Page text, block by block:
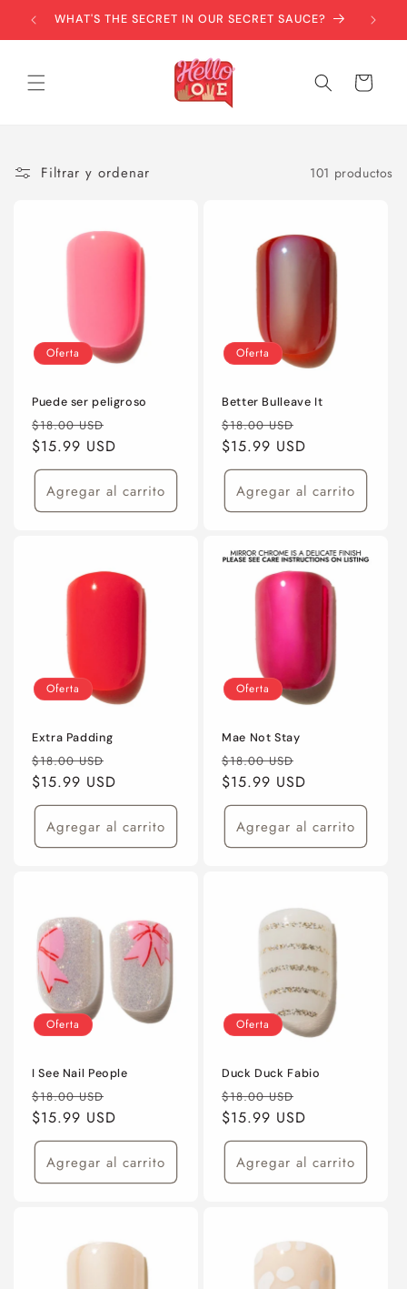
directamente
al contenido
WHAT'S THE SECRET IN OUR SECRET SAUCE?
Carrito
Filtrar y ordenar 101 productos
Oferta
Puede ser peligroso
Precio
habitual
$18.00 USD
de
oferta
$15.99 USD
Agregar al carrito
Oferta
Better Bulleave It
Precio
habitual
$18.00 USD
de
oferta
$15.99 USD
Agregar al carrito
Oferta
Extra Padding
Precio
habitual
$18.00 USD
de
oferta
$15.99 USD
Agregar al carrito
Oferta
Mae Not Stay
Precio
habitual
$18.00 USD
de
oferta
$15.99 USD
Agregar al carrito
Oferta
I See Nail People
Precio
habitual
$18.00 USD
de
oferta
$15.99 USD
Agregar al carrito
Oferta
Duck Duck Fabio
Precio
habitual
$18.00 USD
de
oferta
$15.99 USD
Agregar al carrito